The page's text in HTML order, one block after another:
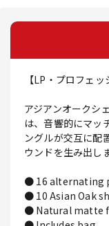
【LP・プロフェ
アジアンオークシ
は、音響的にマッ
ングルが交互に配
ウンドを生み出し
● 16 alternating
● 10 Asian Oak
● Natural matte